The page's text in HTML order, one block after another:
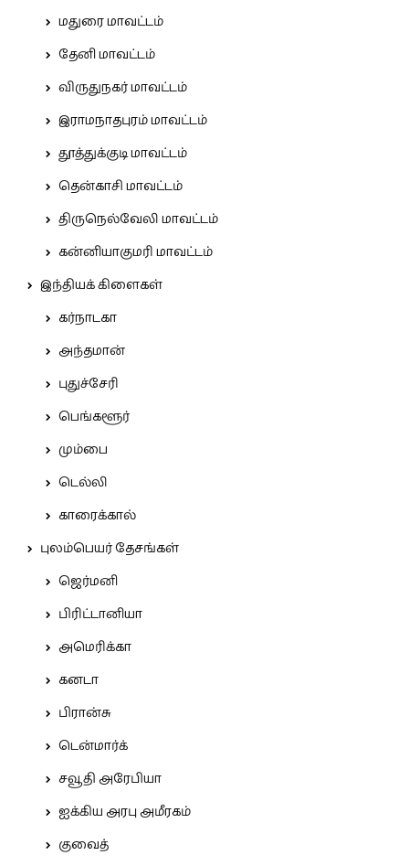
மதுரை மாவட்டம்
தேனி மாவட்டம்
விருதுநகர் மாவட்டம்
இராமநாதபுரம் மாவட்டம்
தூத்துக்குடி மாவட்டம்
தென்காசி மாவட்டம்
திருநெல்வேலி மாவட்டம்
கன்னியாகுமரி மாவட்டம்
இந்தியக் கிளைகள்
கர்நாடகா
அந்தமான்
புதுச்சேரி
பெங்களூர்
மும்பை
டெல்லி
காரைக்கால்
புலம்பெயர் தேசங்கள்
ஜெர்மனி
பிரிட்டானியா
அமெரிக்கா
கனடா
பிரான்சு
டென்மார்க்
சவூதி அரேபியா
ஐக்கிய அரபு அமீரகம்
குவைத்